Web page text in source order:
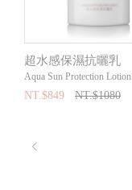
超水感保濕抗曬乳
Aqua Sun Protection Lotion
NT.$849 NT.$1080